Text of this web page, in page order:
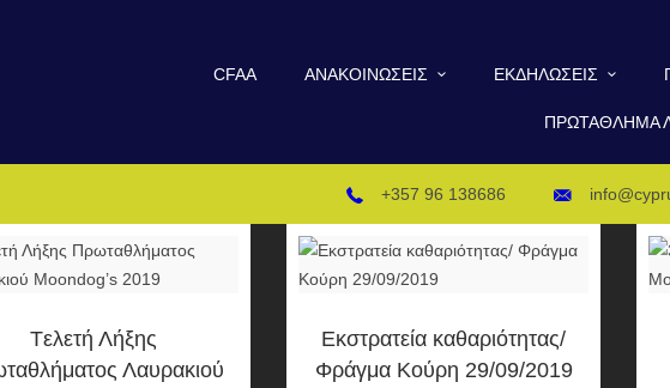
CFAA ΑΝΑΚΟΙΝΏΣΕΙΣ ΕΚΔΗΛΏΣΕΙΣ
ΠΡΩΤΆΘΛΗΜΑ
+357 96 138686
Tελετή Λήξης
Λαυρακιού
Εκστρατεία καθαριότητας/
Φράγμα Κούρη 29/09/2019